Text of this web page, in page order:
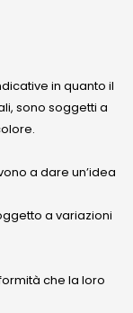
in quanto il
sono soggetti a
a dare un’idea
a variazioni
che la loro